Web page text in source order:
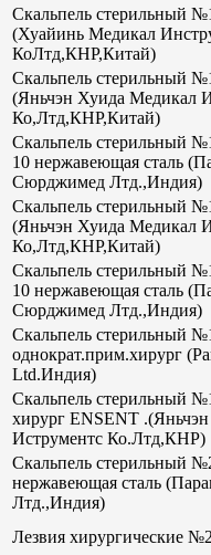
Скальпель стерильный
(Хуайинь Медикал
КоЛтд,КНР,Китай)
Скальпель стерильный
(Яньчэн Хуида Медикал
Ко,Лтд,КНР,Китай)
Скальпель стерильный
10 нержавеющая сталь
Сюрджимед Лтд.,Индия)
Скальпель стерильный
(Яньчэн Хуида Медикал
Ко,Лтд,КНР,Китай)
Скальпель стерильный
10 нержавеющая сталь
Сюрджимед Лтд.,Индия)
Скальпель стерильный
однократ.прим.хирург
Ltd.Индия)
Скальпель стерильный
хирург ENSENT
Иструментс Ко.Лтд,КНР)
Скальпель стерильный
нержавеющая сталь
Лтд.,Индия)
Лезвия хирургические